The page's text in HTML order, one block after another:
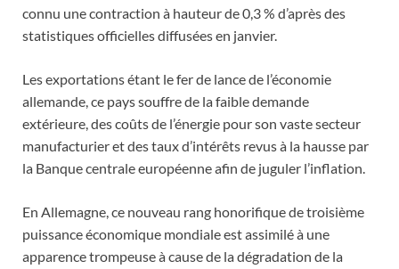
connu une contraction à hauteur de 0,3 % d’après des
statistiques officielles diffusées en janvier.
Les exportations étant le fer de lance de l’économie
allemande, ce pays souffre de la faible demande
extérieure, des coûts de l’énergie pour son vaste secteur
manufacturier et des taux d’intérêts revus à la hausse par
la Banque centrale européenne afin de juguler l’inflation.
En Allemagne, ce nouveau rang honorifique de troisième
puissance économique mondiale est assimilé à une
apparence trompeuse à cause de la dégradation de la